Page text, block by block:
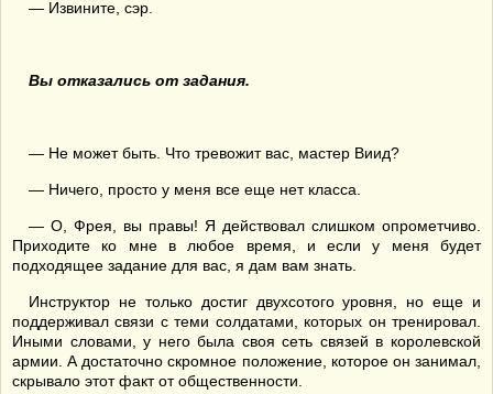
— Извините, сэр.
Вы отказались от задания.
— Не может быть. Что тревожит вас, мастер Виид?
— Ничего, просто у меня все еще нет класса.
— О, Фрея, вы правы! Я действовал слишком опрометчиво.
Приходите ко мне в любое время, и если у меня будет
подходящее задание для вас, я дам вам знать.
Инструктор не только достиг двухсотого уровня, но еще и
поддерживал связи с теми солдатами, которых он тренировал.
Иными словами, у него была своя сеть связей в королевской
армии. А достаточно скромное положение, которое он занимал,
скрывало этот факт от общественности.